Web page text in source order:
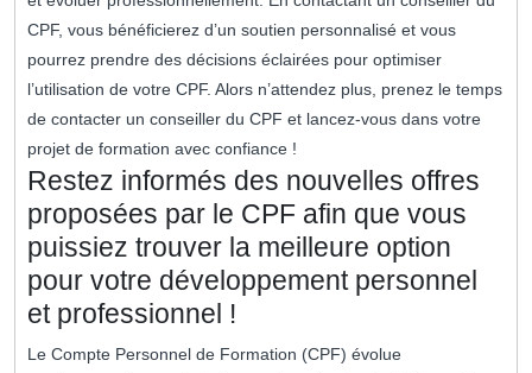
CPF, vous bénéficierez d’un soutien personnalisé et vous
pourrez prendre des décisions éclairées pour optimiser
l’utilisation de votre CPF. Alors n’attendez plus, prenez le temps
de contacter un conseiller du CPF et lancez-vous dans votre
projet de formation avec confiance !
Restez informés des nouvelles offres
proposées par le CPF afin que vous
puissiez trouver la meilleure option
pour votre développement personnel
et professionnel !
Le Compte Personnel de Formation (CPF) évolue